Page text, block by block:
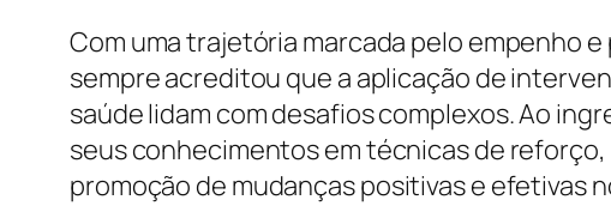
Com uma trajetória marcada pelo empenho
sempre acreditou que a aplicação de
saúde lidam com desafios complexos. Ao
seus conhecimentos em técnicas de
promoção de mudanças positivas e efetivas